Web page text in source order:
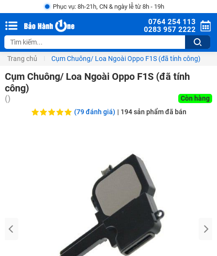
Phục vụ: 8h-21h, CN & ngày lễ từ 8h - 19h
0764 254 113
0283 957 2222
Trang chủ Cụm Chuông/ Loa Ngoài Oppo F1S (đã tính công)
Cụm Chuông/ Loa Ngoài Oppo F1S (đã tính
công)
()
Còn hàng
(79 đánh giá) | 194sản phẩm đã bán